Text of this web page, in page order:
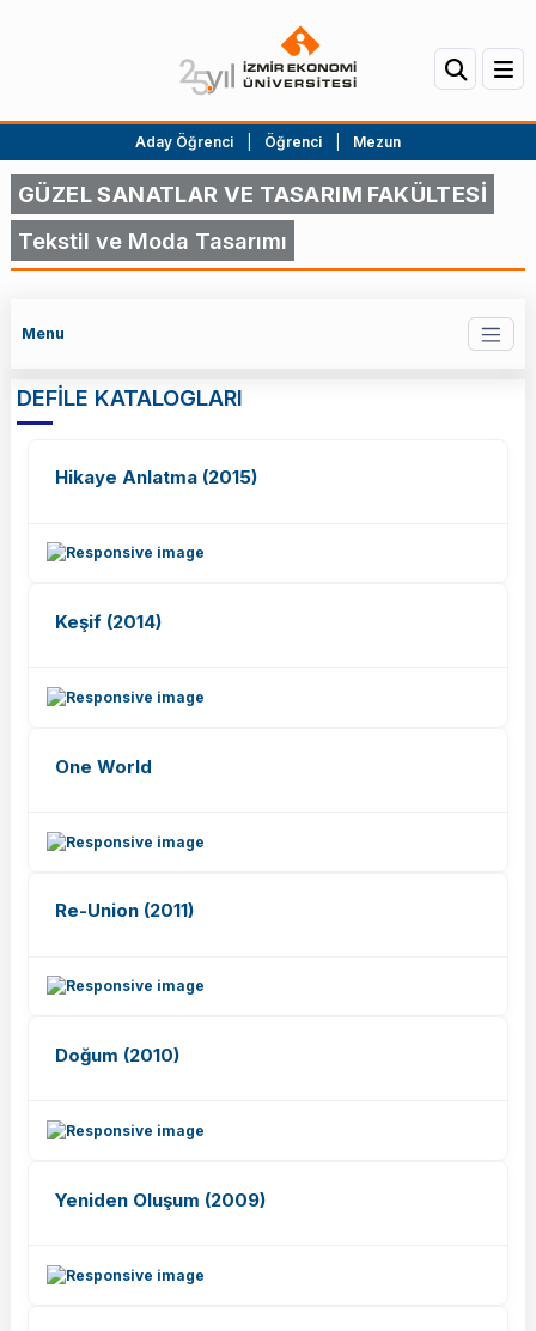
Aday Öğrenci Öğrenci Mezun
GÜZEL SANATLAR VE TASARIM FAKÜLTESİ
Tekstil ve Moda Tasarımı
Menu
DEFİLE KATALOGLARI
Hikaye Anlatma (2015)
Keşif (2014)
One World
Re-Union (2011)
Doğum (2010)
Yeniden Oluşum (2009)